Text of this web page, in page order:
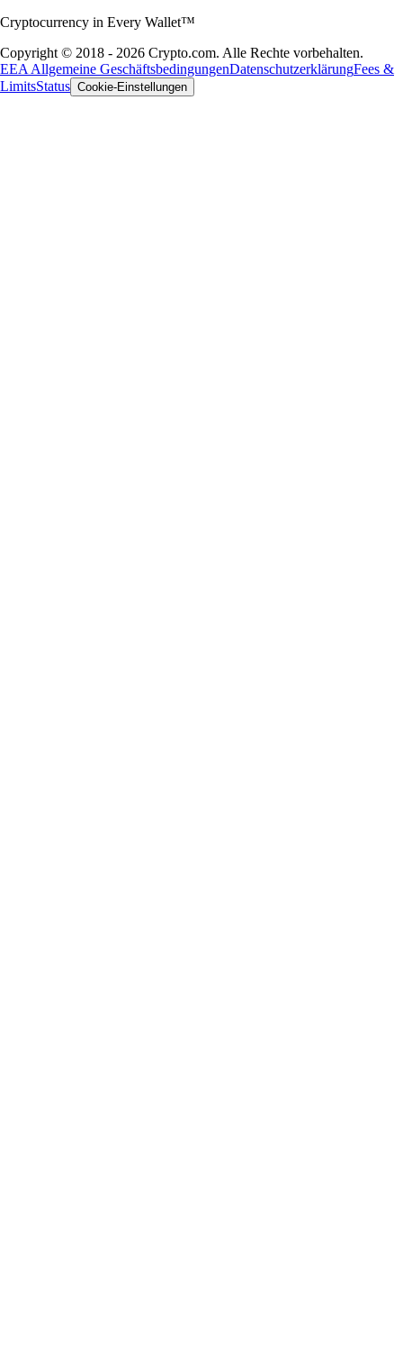
Cryptocurrency in Every Wallet™
Copyright © 2018 - 2026 Crypto.com. Alle Rechte vorbehalten.
EEA Allgemeine GeschäftsbedingungenDatenschutzerklärungFees &
LimitsStatus Cookie-Einstellungen